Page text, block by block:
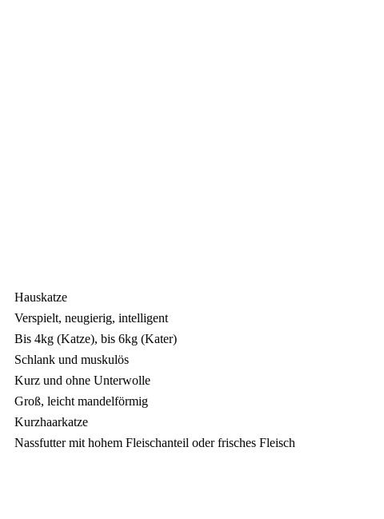
Hauskatze
Verspielt, neugierig, intelligent
Bis 4kg (Katze), bis 6kg (Kater)
Schlank und muskulös
Kurz und ohne Unterwolle
Groß, leicht mandelförmig
Kurzhaarkatze
Nassfutter mit hohem Fleischanteil oder frisches Fleisch